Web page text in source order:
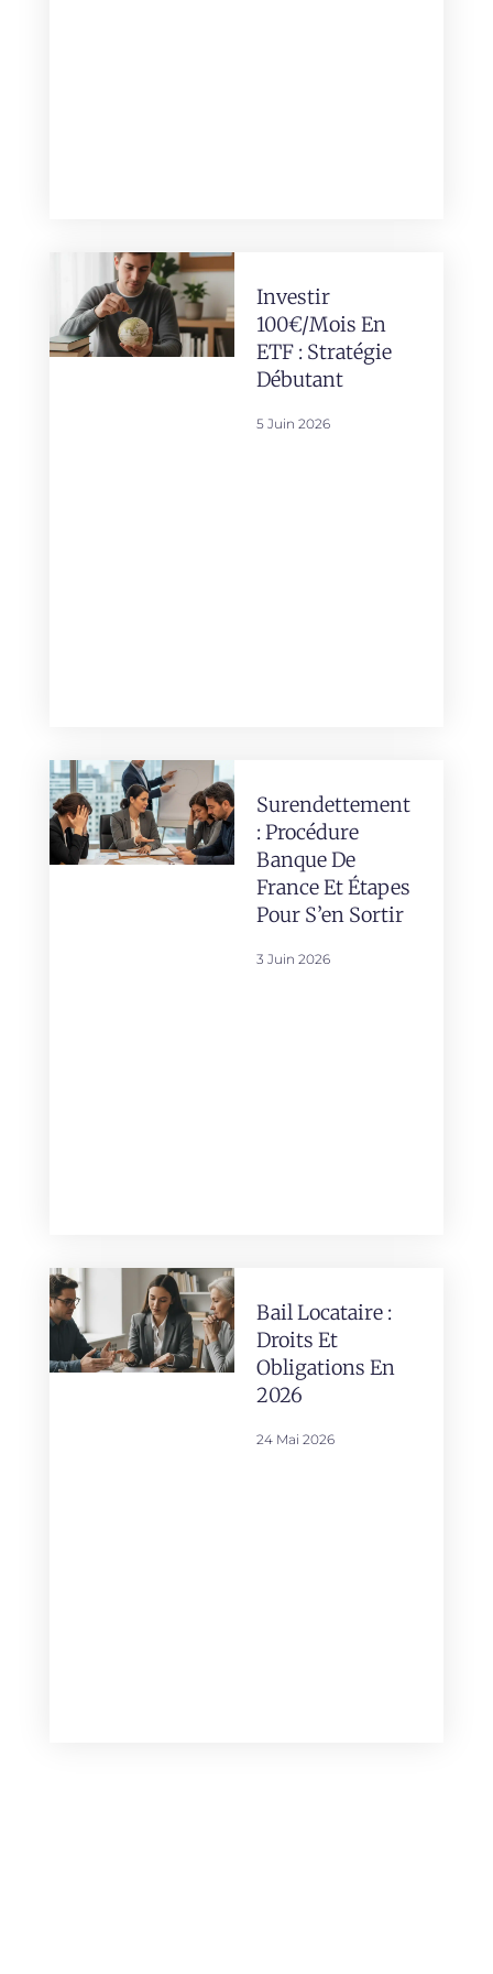
Investir
100€/mois En
ETF : Stratégie
Débutant
5 Juin 2026
Surendettement
: Procédure
Banque De
France Et Étapes
Pour S’en Sortir
3 Juin 2026
Bail Locataire :
Droits Et
Obligations En
2026
24 Mai 2026